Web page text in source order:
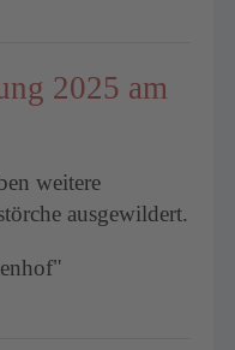
2025 am
weitere
ausgewildert.